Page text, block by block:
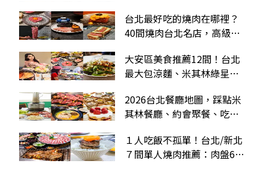
台北最好吃的燒肉在哪裡？
40間燒肉台北名店，高級和
都有
大安區美食推薦12間！台北
最大包涼麵、米其林綠星餐
2026台北餐廳地圖，踩點米
其林餐廳、約會聚餐、吃到
１人吃飯不孤單！台北/新北
７間單人燒肉推薦：肉盤66